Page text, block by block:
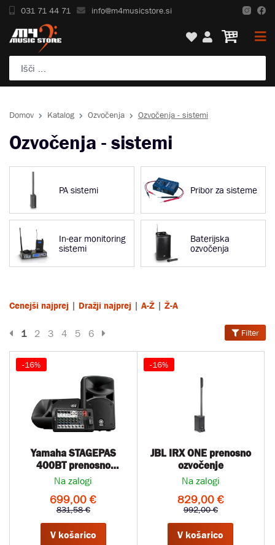
031 71 44 71 info@m4musicstore.si
Domov Katalog Ozvočenja Ozvočenja - sistemi
Ozvočenja - sistemi
PA sistemi Pribor za sisteme
In-ear monitoring
sistemi
Baterijska
ozvočenja
Cenejši najprej | Dražji najprej | A-Ž | Ž-A
Prejšnja stran
1 2 3 4 5 6 Filter
Yamaha STAGEPAS
400BT prenosno
ozvočenje
Na zalogi
699,00 €
831,58 €
V košarico
-16%
JBL IRX ONE prenosno
ozvočenje
Na zalogi
829,00 €
992,00 €
V košarico
-16%